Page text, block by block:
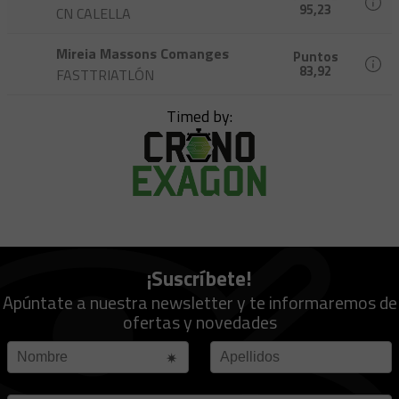
CN CALELLA
95,23
Mireia Massons Comanges
FASTTRIATLÓN
Puntos
83,92
Timed by:
¡Suscríbete!
Apúntate a nuestra newsletter y te informaremos de
ofertas y novedades